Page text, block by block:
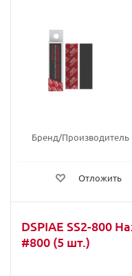
Бренд/Производитель
Отложить
DSPIAE SS2-800
#800 (5 шт.)